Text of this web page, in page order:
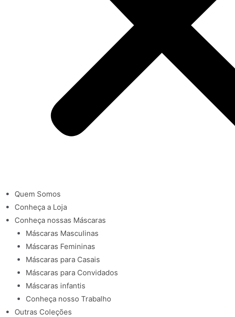
Quem Somos
Conheça a Loja
Conheça nossas Máscaras
Máscaras Masculinas
Máscaras Femininas
Máscaras para Casais
Máscaras para Convidados
Máscaras infantis
Conheça nosso Trabalho
Outras Coleções